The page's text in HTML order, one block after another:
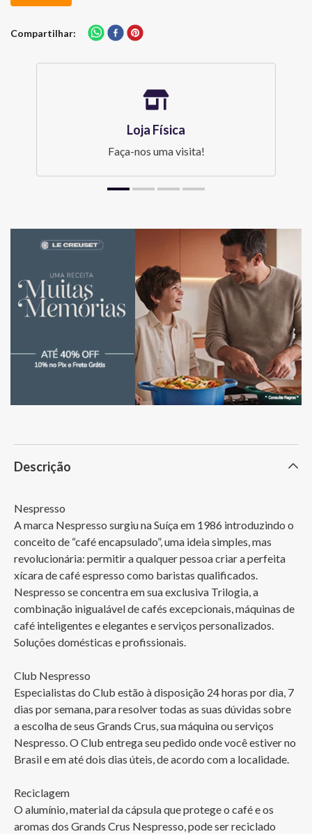
Compartilhar
Loja Física
Faça-nos uma visita!
Descrição
Nespresso
A marca Nespresso surgiu na Suíça em 1986 introduzindo o
conceito de “café encapsulado”, uma ideia simples, mas
revolucionária: permitir a qualquer pessoa criar a perfeita
xícara de café espresso como baristas qualificados.
Nespresso se concentra em sua exclusiva Trilogia, a
combinação inigualável de cafés excepcionais, máquinas de
café inteligentes e elegantes e serviços personalizados.
Soluções domésticas e profissionais.
Club Nespresso
Especialistas do Club estão à disposição 24 horas por dia, 7
dias por semana, para resolver todas as suas dúvidas sobre
a escolha de seus Grands Crus, sua máquina ou serviços
Nespresso. O Club entrega seu pedido onde você estiver no
Brasil e em até dois dias úteis, de acordo com a localidade.
Reciclagem
O alumínio, material da cápsula que protege o café e os
aromas dos Grands Crus Nespresso, pode ser reciclado